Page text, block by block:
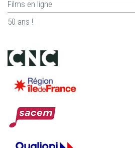
Films en ligne
50 ans !